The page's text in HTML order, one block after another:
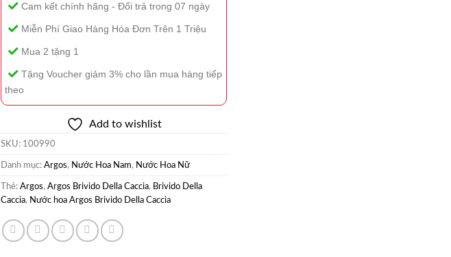
Cam kết chính hãng - Đổi trả trong 07 ngày
Miễn Phí Giao Hàng Hóa Đơn Trên 1 Triệu
Mua 2 tặng 1
Tặng Voucher giảm 3% cho lần mua hàng tiếp
theo
Add to wishlist
SKU: 100990
Danh mục: Argos, Nước Hoa Nam, Nước Hoa Nữ
Thẻ: Argos, Argos Brivido Della Caccia, Brivido Della
Caccia, Nước hoa Argos Brivido Della Caccia